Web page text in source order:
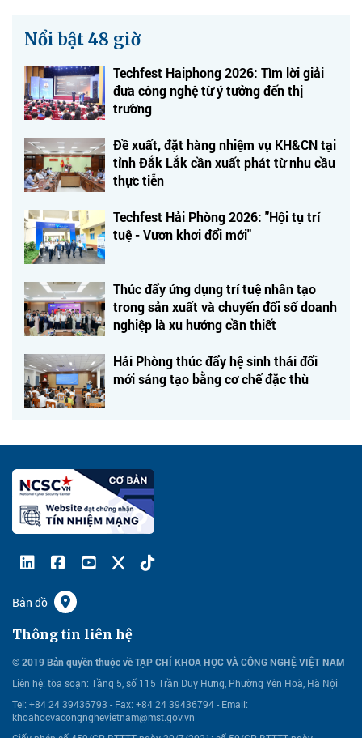
Nổi bật 48 giờ
Techfest Haiphong 2026: Tìm lời giải
đưa công nghệ từ ý tưởng đến thị
trường
Đề xuất, đặt hàng nhiệm vụ KH&CN tại
tỉnh Đắk Lắk cần xuất phát từ nhu cầu
thực tiễn
Techfest Hải Phòng 2026: "Hội tụ trí
tuệ - Vươn khơi đổi mới"
Thúc đẩy ứng dụng trí tuệ nhân tạo
trong sản xuất và chuyển đổi số doanh
nghiệp là xu hướng cần thiết
Hải Phòng thúc đẩy hệ sinh thái đổi
mới sáng tạo bằng cơ chế đặc thù
Bản đồ
Thông tin liên hệ
© 2019 Bản quyền thuộc về TẠP CHÍ KHOA HỌC VÀ CÔNG NGHỆ VIỆT NAM
Liên hệ: tòa soạn: Tầng 5, số 115 Trần Duy Hưng, Phường Yên Hoà, Hà Nội
Tel: +84 24 39436793 - Fax: +84 24 39436794 - Email:
khoahocvacongnghevietnam@mst.gov.vn